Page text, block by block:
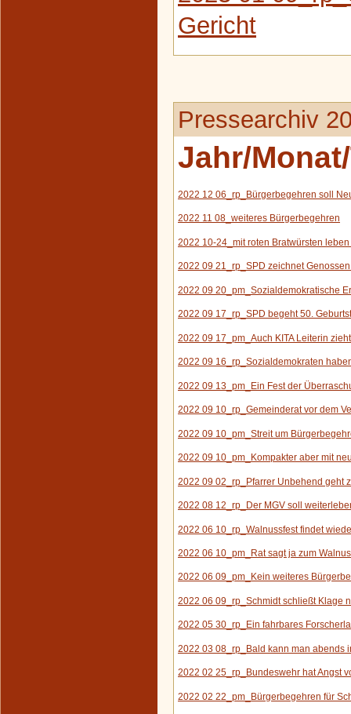
Gericht
Pressearchiv
Jahr/
2022 12 06_rp_Bürgerbegehren soll N
2022 11 08_weiteres Bürgerbegehren
2022 10-24_ mit roten Bratwürsten
2022 09 21_rp_SPD zeichnet
2022 09 20_pm_Sozialdemokratische
2022 09 17_rp_SPD begeht 50.
2022 09 17_pm_Auch KITA Leiterin
2022 09 16_rp_Sozialdemokraten
2022 09 13_pm_Ein Fest der
2022 09 10_rp_Gemeinderat vor dem
2022 09 10_pm_Streit um
2022 09 10_pm_Kompakter aber mit
2022 09 02_rp_Pfarrer Unbehend geht
2022 08 12_rp_Der MGV soll
2022 06 10_rp_Walnussfest findet
2022 06 10_pm_Rat sagt ja zum
2022 06 09_pm_Kein weiteres B
2022 06 09_rp_Schmidt schließt Klage
2022 05 30_rp_Ein fahrbares
2022 03 08_rp_Bald kann man abends
2022 02 25_rp_Bundeswehr hat Angst
2022 02 22_pm_Bürgerbegehren für